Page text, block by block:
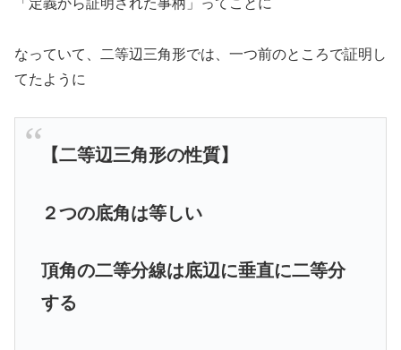
なっていて、二等辺三角形では、一つ前のところで証明し
てたように
【二等辺三角形の性質】
２つの底角は等しい
頂角の二等分線は底辺に垂直に二等分
する